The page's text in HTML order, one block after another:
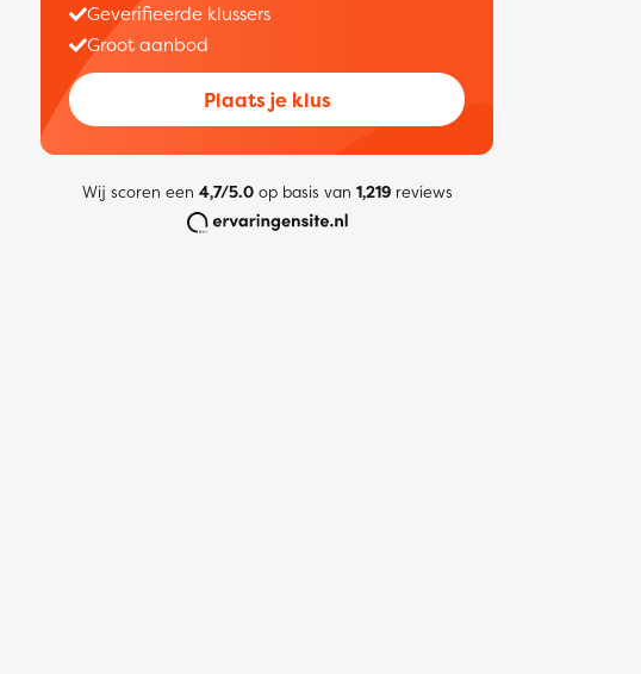
Geverifieerde klussers
Groot aanbod
Plaats je klus
Wij scoren een 4,7/5.0op basis van 1,219reviews